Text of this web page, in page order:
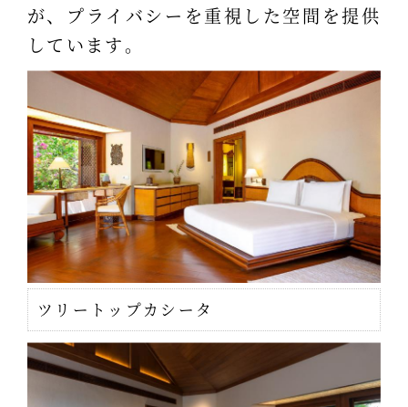
が、プライバシーを重視した空間を提供
しています。
ツリートップカシータ